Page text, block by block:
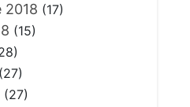
2018 (17)
(15)
(27)
(27)